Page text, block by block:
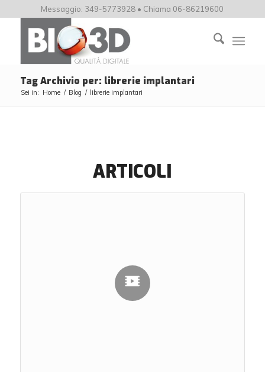
Messaggio: 349-5773928 • Chiama 06-86219600
Tag Archivio per: librerie implantari
Sei in: Home / Blog / librerie implantari
ARTICOLI